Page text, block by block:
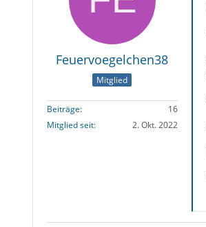
Feuervoegelchen38
Mitglied
Beiträge
16
Mitglied seit
2. Okt. 2022